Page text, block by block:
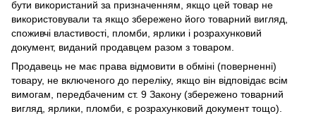
бути використаний за призначенням, якщо цей товар не
використовували та якщо збережено його товарний вигляд,
споживчі властивості, пломби, ярлики і розрахунковий
документ, виданий продавцем разом з товаром.
Продавець не має права відмовити в обміні (поверненні)
товару, не включеного до переліку, якщо він відповідає всім
вимогам, передбаченим ст. 9 Закону (збережено товарний
вигляд, ярлики, пломби, є розрахунковий документ тощо).